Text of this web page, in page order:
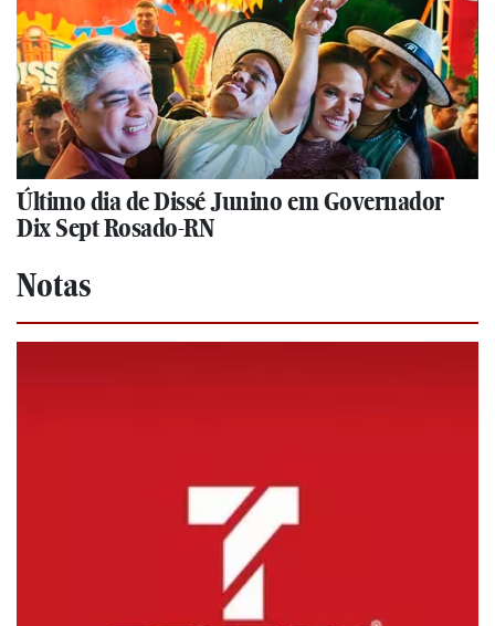
Último dia de Dissé Junino em Governador
Dix Sept Rosado-RN
Notas